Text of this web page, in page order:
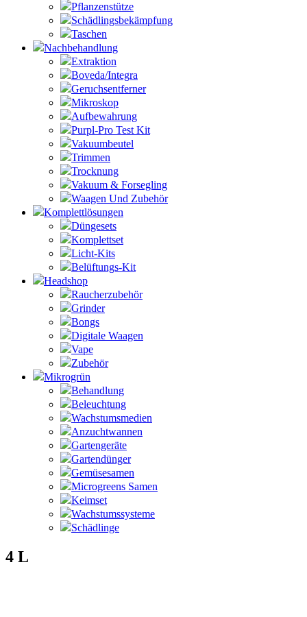
Pflanzenstütze
Schädlingsbekämpfung
Taschen
Nachbehandlung
Extraktion
Boveda/Integra
Geruchsentferner
Mikroskop
Aufbewahrung
Purpl-Pro Test Kit
Vakuumbeutel
Trimmen
Trocknung
Vakuum & Forsegling
Waagen Und Zubehör
Komplettlösungen
Düngesets
Komplettset
Licht-Kits
Belüftungs-Kit
Headshop
Raucherzubehör
Grinder
Bongs
Digitale Waagen
Vape
Zubehör
Mikrogrün
Behandlung
Beleuchtung
Wachstumsmedien
Anzuchtwannen
Gartengeräte
Gartendünger
Gemüsesamen
Microgreens Samen
Keimset
Wachstumssysteme
Schädlinge
4 L